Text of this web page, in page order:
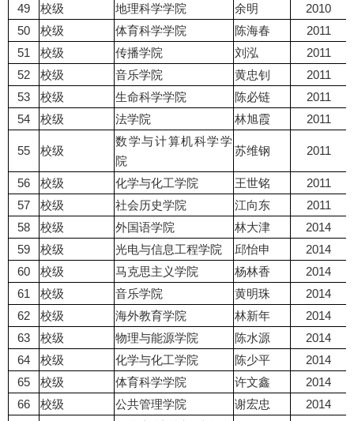
49
校级 地理科学学院 余明
2010
50
校级 体育科学学院 陈海春
2011
51
校级 传播学院 刘泓
2011
52
校级 音乐学院 黄忠钊
2011
53
校级 生命科学学院 陈必链
2011
54
校级 法学院 林旭霞 2011
55 校级
数学与计算机科学学
院
苏维钢 2011
56 校级 化学与化工学院 王世铭
2011
57
校级 社会历史学院 江向东
2011
58
校级 外国语学院 林大津
2014
59
校级 光电与信息工程学院 邱怡申
2014
60
校级 马克思主义学院 杨林香
2014
61
校级 音乐学院 黄明珠
2014
62
校级 海外教育学院 林新年
2014
63
校级 物理与能源学院 陈水源
2014
64
校级 化学与化工学院 陈少平
2014
65
校级 体育科学学院 许文鑫
2014
66
校级 公共管理学院 谢宏忠
2014